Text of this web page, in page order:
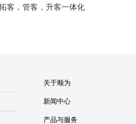
客，管客，升客一体化
关于顺为
新闻中心
产品与服务